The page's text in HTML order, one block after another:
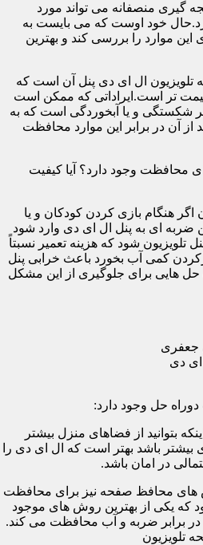
گیری منصفانه می تواند مورد
خود اوست که می بایست به
موارد را بررسی کند و بهترین
ال ای دی پنل آن است که
تر است.ایراداتی که ممکن است
شکستگی و یا آبخوردگی است که به
از آن در برابر این موارد محافظت
محافظت وجود دارد؟ آیا کیفیت
اگر هنگام بازی کردن کودکان و یا
ضربه ای به پنل ال ای دی وارد شود
شود که هزینه تعمیر نسبتاً
کمی آب بخورد باعث خرابی پنل
حل هایی برای جلوگیری از این مشکل
جعفری
دی
حل وجود دارد:
بتوانید از فضاهای منزل بیشتر
بیشتر باشد بهتر است که ال ای دی را
در امان باشد.
های محافظ صفحه نیز برای محافظت
که یکی از بهترین روش های موجود
برابر ضربه و آب محافظت می کند.
تلویزیون